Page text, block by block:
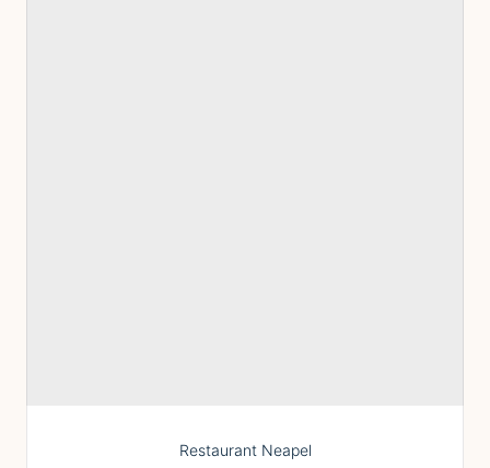
Restaurant Neapel